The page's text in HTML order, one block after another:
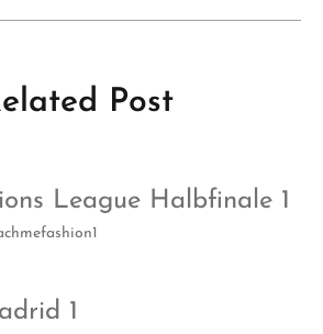
Post
League Halbfinale 1
1